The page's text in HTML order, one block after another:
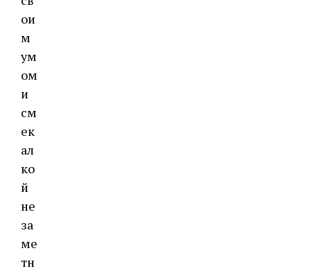
ои
м
ум
ом
и
см
ек
ал
ко
й
не
за
ме
тн